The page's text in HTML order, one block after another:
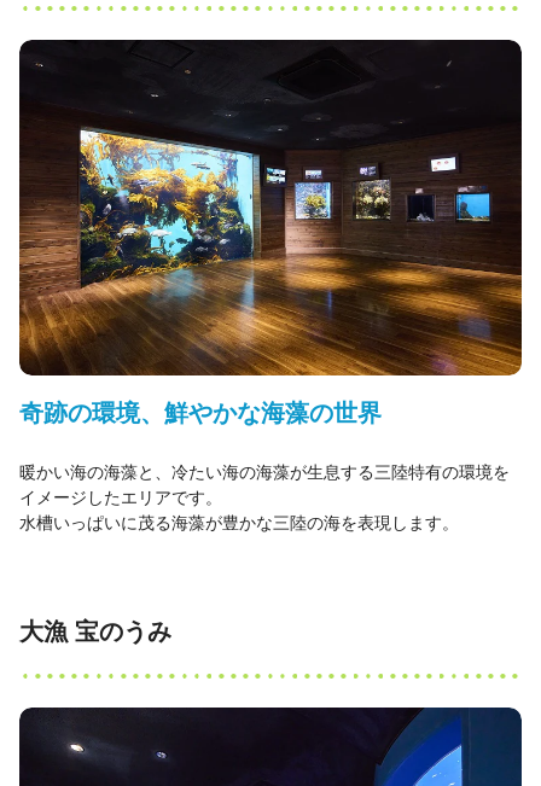
奇跡の環境、鮮やかな海藻の世界
暖かい海の海藻と、冷たい海の海藻が生息する三陸特有の環境を
イメージしたエリアです。
水槽いっぱいに茂る海藻が豊かな三陸の海を表現します。
大漁 宝のうみ